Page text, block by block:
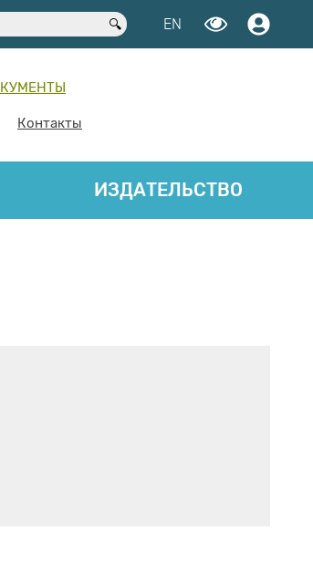
EN
Контакты
ИЗДАТЕЛЬСТВО